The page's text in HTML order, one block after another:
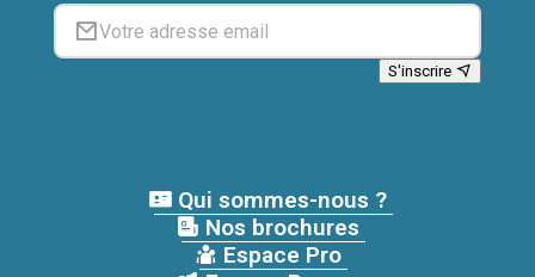
S'inscrire
Qui sommes-nous ?
Nos brochures
Espace Pro